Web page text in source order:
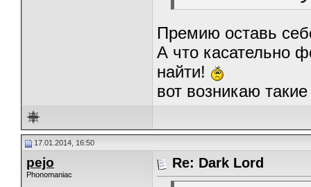
Премию оставь
А что касательно
найти!
вот возникаю
17.01.2014, 16:50
pejo
Phonomaniac
Re: Dark Lord